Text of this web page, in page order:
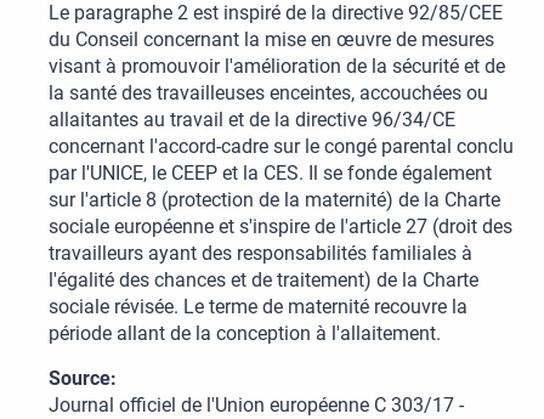
Le paragraphe 2 est inspiré de la directive 92/85/CEE
du Conseil concernant la mise en œuvre de mesures
visant à promouvoir l'amélioration de la sécurité et de
la santé des travailleuses enceintes, accouchées ou
allaitantes au travail et de la directive 96/34/CE
concernant l'accord-cadre sur le congé parental conclu
par l'UNICE, le CEEP et la CES. Il se fonde également
sur l'article 8 (protection de la maternité) de la Charte
sociale européenne et s'inspire de l'article 27 (droit des
travailleurs ayant des responsabilités familiales à
l'égalité des chances et de traitement) de la Charte
sociale révisée. Le terme de maternité recouvre la
période allant de la conception à l'allaitement.
Source:
Journal officiel de l'Union européenne C 303/17 -